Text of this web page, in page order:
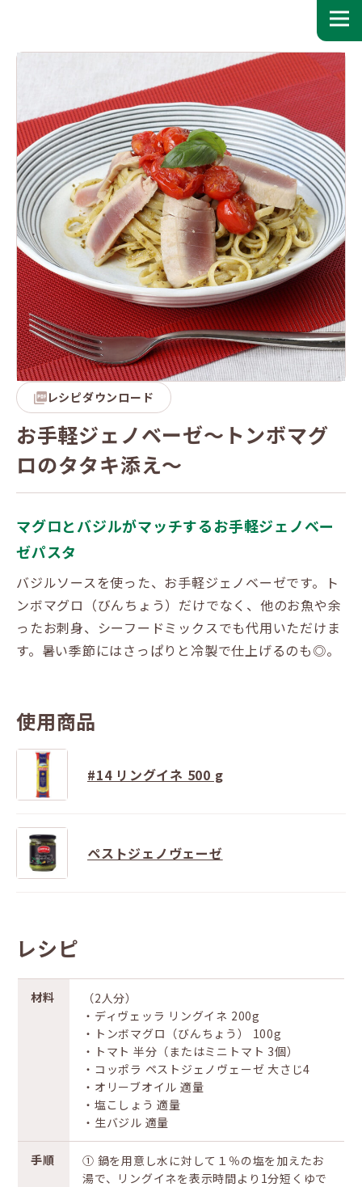
レシピダウンロード
お手軽ジェノベーゼ～トンボマグ
ロのタタキ添え～
マグロとバジルがマッチするお手軽ジェノベー
ゼパスタ
バジルソースを使った、お手軽ジェノベーゼです。ト
ンボマグロ（びんちょう）だけでなく、他のお魚や余
ったお刺身、シーフードミックスでも代用いただけま
す。暑い季節にはさっぱりと冷製で仕上げるのも◎。
使用商品
#14 リングイネ 500 g
ペストジェノヴェーゼ
レシピ
材料
（2⼈分）
‧ディヴェッラ リングイネ 200g
‧トンボマグロ（びんちょう） 100g
‧トマト 半分（またはミニトマト 3個）
‧コッポラ ペストジェノヴェーゼ ⼤さじ4
‧オリーブオイル 適量
‧塩こしょう 適量
‧⽣バジル 適量
手順
① 鍋を用意し水に対して１％の塩を加えたお
湯で、リングイネを表示時間より1分短くゆで